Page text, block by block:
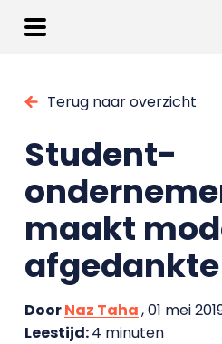
Terug naar overzicht
Student-
maakt
DoorNaz Taha, 01 mei
Leestijd:4 minuten